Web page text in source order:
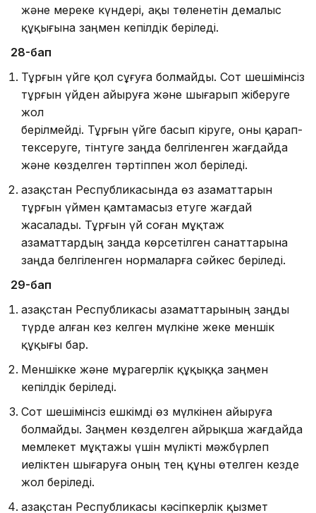
және мереке күндерi, ақы төленетін демалыс
құқығына заңмен кепiлдiк беріледi.
28-бап
Тұрғын үйге қол сұғуға болмайды. Сот шешiмiнсiз
тұр­ғын үйден айыруға және шығарып жіберуге
жол
берiл­мейдi. Тұрғын үйге басып кiруге, оны қарап-
тексеруге, тiнтуге заңда белгіленген жағдайда
және көзделген тәртiппен жол берiледi.
Қазақстан Республикасында өз азаматтарын
тұрғын үймен қамтамасыз етуге жағдай
жасалады. Тұрғын үй соған мұқтаж
азаматтардың заңда көрсетiлген санаттарына
заңда белгіленген нормаларға сәйкес берiледi.
29-бап
Қазақстан Республикасы азаматтарының заңды
түрде алған кез келген мүлкіне жеке меншiк
құқығы бар.
Меншiкке және мұрагерлiк құқыққа заңмен
кепiлдік беріледі.
Сот шешiмiнсiз ешкiмдi өз мүлкiнен айыруға
болмайды. Заңмен көзделген айрықша жағдайда
мемлекет мұқтажы үшiн мүлiкті мәжбүрлеп
иеліктен шығаруға оның тең құны өтелген кезде
жол беріледі.
Қазақстан Республикасы кәсiпкерлiк қызмет